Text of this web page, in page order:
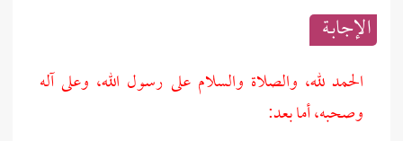
الإجابــة
الحمد لله، والصلاة والسلام على رسول الله، وعلى آله
وصحبه، أما بعد: